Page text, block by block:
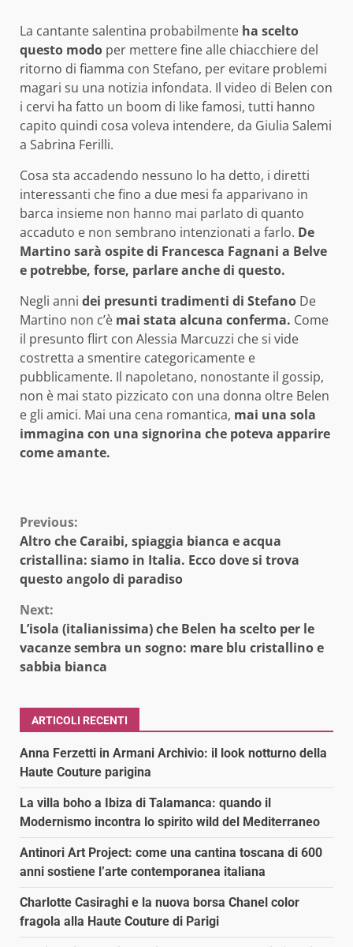
La cantante salentina probabilmente ha scelto
questo modo per mettere fine alle chiacchiere del
ritorno di fiamma con Stefano, per evitare problemi
magari su una notizia infondata. Il video di Belen con
i cervi ha fatto un boom di like famosi, tutti hanno
capito quindi cosa voleva intendere, da Giulia Salemi
a Sabrina Ferilli.
Cosa sta accadendo nessuno lo ha detto, i diretti
interessanti che fino a due mesi fa apparivano in
barca insieme non hanno mai parlato di quanto
accaduto e non sembrano intenzionati a farlo. De
Martino sarà ospite di Francesca Fagnani a Belve
e potrebbe, forse, parlare anche di questo.
Negli anni dei presunti tradimenti di Stefano De
Martino non c’è mai stata alcuna conferma. Come
il presunto flirt con Alessia Marcuzzi che si vide
costretta a smentire categoricamente e
pubblicamente. Il napoletano, nonostante il gossip,
non è mai stato pizzicato con una donna oltre Belen
e gli amici. Mai una cena romantica, mai una sola
immagina con una signorina che poteva apparire
come amante.
Continue
Reading
Previous:
Altro che Caraibi, spiaggia bianca e acqua
cristallina: siamo in Italia. Ecco dove si trova
questo angolo di paradiso
Next:
L’isola (italianissima) che Belen ha scelto per le
vacanze sembra un sogno: mare blu cristallino e
sabbia bianca
ARTICOLI RECENTI
Anna Ferzetti in Armani Archivio: il look notturno della
Haute Couture parigina
La villa boho a Ibiza di Talamanca: quando il
Modernismo incontra lo spirito wild del Mediterraneo
Antinori Art Project: come una cantina toscana di 600
anni sostiene l’arte contemporanea italiana
Charlotte Casiraghi e la nuova borsa Chanel color
fragola alla Haute Couture di Parigi